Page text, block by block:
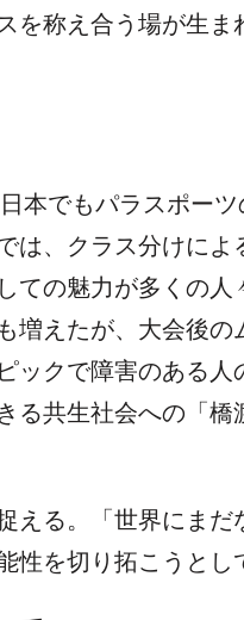
を称え合う場が生ま
本でもパラスポー
は、クラス分けによ
ての魅力が多くの人
増えたが、大会後の
ックで障害のある
る共生社会への「橋
える。「世界にまだ
を切り拓こうとし